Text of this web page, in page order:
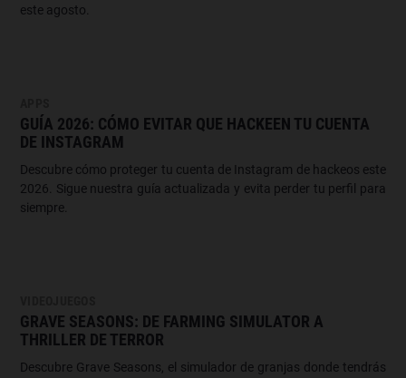
este agosto.
GUÍA 2026: CÓMO EVITAR QUE HACKEEN TU CUENTA
DE INSTAGRAM
Descubre cómo proteger tu cuenta de Instagram de hackeos este
2026. Sigue nuestra guía actualizada y evita perder tu perfil para
siempre.
GRAVE SEASONS: DE FARMING SIMULATOR A
THRILLER DE TERROR
Descubre Grave Seasons, el simulador de granjas donde tendrás